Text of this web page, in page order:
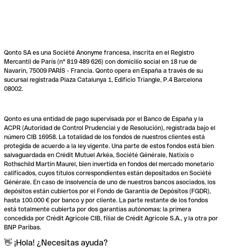
Qonto SA es una Société Anonyme francesa, inscrita en el Registro
Mercantil de París (n° 819 489 626) con domicilio social en 18 rue de
Navarin, 75009 PARÍS - Francia. Qonto opera en España a través de su
sucursal registrada Plaza Catalunya 1, Edificio Triangle, P.4 Barcelona
08002.
Qonto es una entidad de pago supervisada por el Banco de España y la
ACPR (Autoridad de Control Prudencial y de Resolución), registrada bajo el
número CIB 16958. La totalidad de los fondos de nuestros clientes está
protegida de acuerdo a la ley vigente. Una parte de estos fondos está bien
salvaguardada en Crédit Mutuel Arkéa, Société Générale, Natixis o
Rothschild Martin Maurel, bien invertida en fondos del mercado monetario
calificados, cuyos títulos correspondientes están depositados en Société
Générale. En caso de insolvencia de uno de nuestros bancos asociados, los
depósitos están cubiertos por el Fondo de Garantía de Depósitos (FGDR),
hasta 100.000 € por banco y por cliente. La parte restante de los fondos
está totalmente cubierta por dos garantías autónomas: la primera
concedida por Crédit Agricole CIB, filial de Crédit Agricole S.A., y la otra por
BNP Paribas.
👋 ¡Hola! ¿Necesitas ayuda?